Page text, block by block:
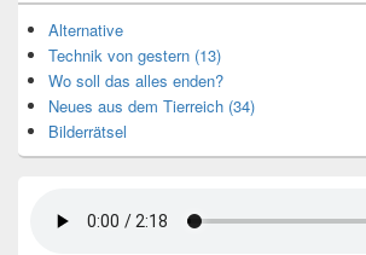
Alternative
Technik von gestern (13)
Wo soll das alles enden?
Neues aus dem Tierreich (34)
Bilderrätsel